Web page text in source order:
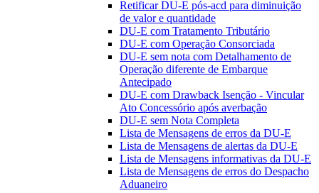
Retificar DU-E pós-acd para diminuição
de valor e quantidade
DU-E com Tratamento Tributário
DU-E com Operação Consorciada
DU-E sem nota com Detalhamento de
Operação diferente de Embarque
Antecipado
DU-E com Drawback Isenção - Vincular
Ato Concessório após averbação
DU-E sem Nota Completa
Lista de Mensagens de erros da DU-E
Lista de Mensagens de alertas da DU-E
Lista de Mensagens informativas da DU-E
Lista de Mensagens de erros do Despacho
Aduaneiro